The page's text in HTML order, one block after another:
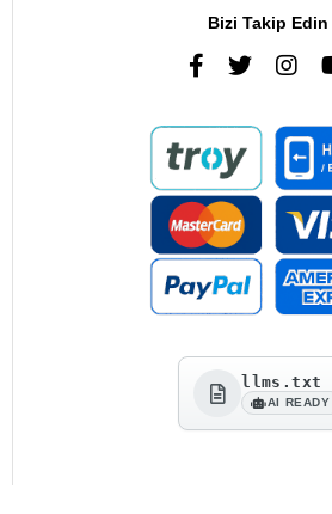
Bizi Takip Edin
llms.txt
AI READY